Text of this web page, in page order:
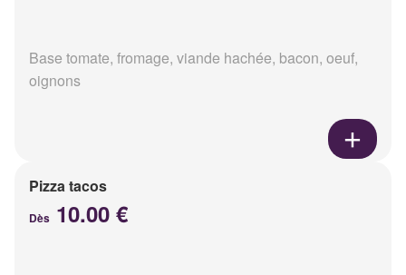
Base tomate, fromage, viande hachée, bacon, oeuf,
oignons
Pizza tacos
Dès 10.00 €